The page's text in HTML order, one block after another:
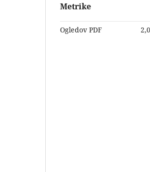
Metrike
Ogledov PDF